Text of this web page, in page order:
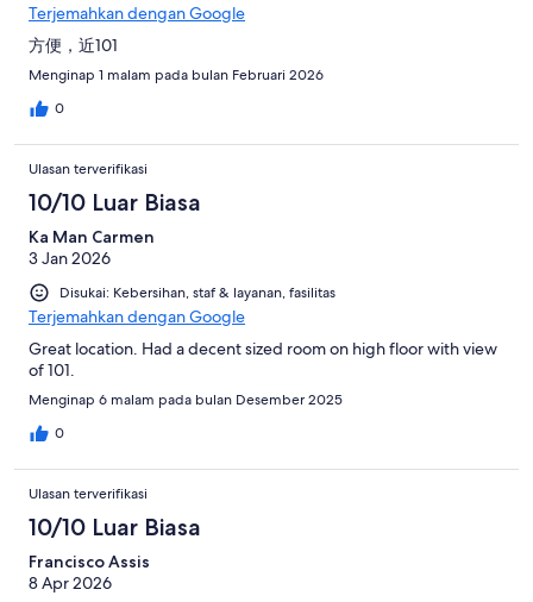
Terjemahkan dengan Google
方便，近101
Menginap 1 malam pada bulan Februari 2026
0
Ulasan terverifikasi
10/10 Luar Biasa
Ka Man Carmen
3 Jan 2026
Disukai: Kebersihan, staf & layanan, fasilitas
Terjemahkan dengan Google
Great location. Had a decent sized room on high floor with view
of 101.
Menginap 6 malam pada bulan Desember 2025
0
Ulasan terverifikasi
10/10 Luar Biasa
Francisco Assis
8 Apr 2026